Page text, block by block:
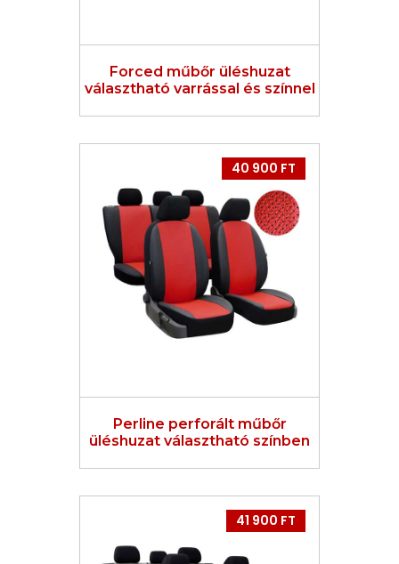
Forced műbőr üléshuzat
választható varrással és színnel
40 900 FT
Perline perforált műbőr
üléshuzat választható színben
41 900 FT